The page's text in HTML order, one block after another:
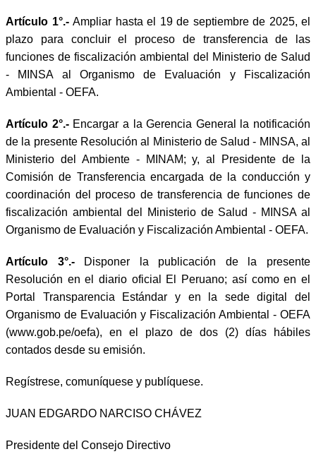
Artículo 1°.- Ampliar hasta el 19 de septiembre de 2025, el
plazo para concluir el proceso de transferencia de las
funciones de fiscalización ambiental del Ministerio de Salud
- MINSA al Organismo de Evaluación y Fiscalización
Ambiental - OEFA.
Artículo 2°.- Encargar a la Gerencia General la notificación
de la presente Resolución al Ministerio de Salud - MINSA, al
Ministerio del Ambiente - MINAM; y, al Presidente de la
Comisión de Transferencia encargada de la conducción y
coordinación del proceso de transferencia de funciones de
fiscalización ambiental del Ministerio de Salud - MINSA al
Organismo de Evaluación y Fiscalización Ambiental - OEFA.
Artículo 3°.-
Disponer la publicación de la presente
Resolución en el diario oficial El Peruano; así como en el
Portal Transparencia Estándar y en la sede digital del
Organismo de Evaluación y Fiscalización Ambiental - OEFA
(www.gob.pe/oefa), en el plazo de dos (2) días hábiles
contados desde su emisión.
Regístrese, comuníquese y publíquese.
JUAN EDGARDO NARCISO CHÁVEZ
Presidente del Consejo Directivo